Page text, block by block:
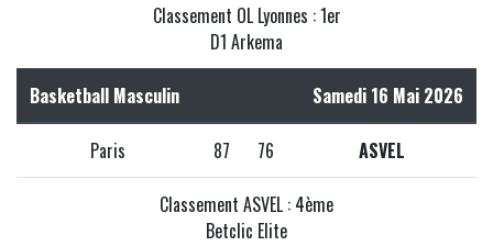
Classement OL Lyonnes : 1er
D1 Arkema
Basketball Masculin Samedi 16 Mai 2026
Paris 87 76 ASVEL
Classement ASVEL : 4ème
Betclic Elite